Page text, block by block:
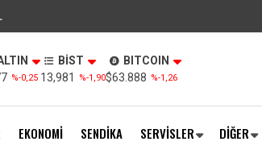
%-0,25
BİST
13,981
%-1,90
BITCOIN
$63.888 %-1,26
EKONOMİ SENDİKA SERVİSLER DİĞER